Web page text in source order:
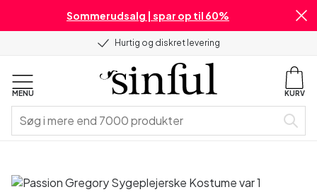
Sommerudsalg | spar op til 60%
Hurtig og diskret levering
MENU KURV